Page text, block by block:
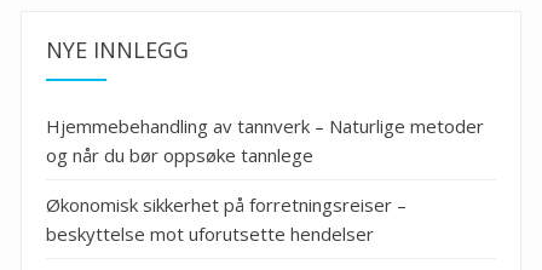
NYE INNLEGG
Hjemmebehandling av tannverk – Naturlige metoder
og når du bør oppsøke tannlege
Økonomisk sikkerhet på forretningsreiser –
beskyttelse mot uforutsette hendelser